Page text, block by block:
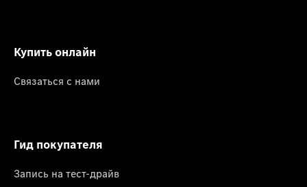
Купить онлайн
Связаться с нами
Гид покупателя
Запись на тест-драйв